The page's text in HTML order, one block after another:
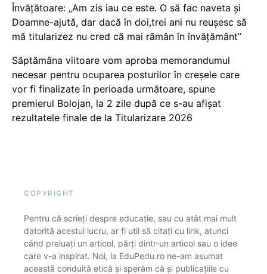
Învățătoare: „Am zis iau ce este. O să fac naveta și
Doamne-ajută, dar dacă în doi,trei ani nu reușesc să
mă titularizez nu cred că mai rămân în învățământ”
Săptămâna viitoare vom aproba memorandumul
necesar pentru ocuparea posturilor în creșele care
vor fi finalizate în perioada următoare, spune
premierul Bolojan, la 2 zile după ce s-au afișat
rezultatele finale de la Titularizare 2026
COPYRIGHT
Pentru că scrieți despre educație, sau cu atât mai mult
datorită acestui lucru, ar fi util să citați cu link, atunci
când preluați un articol, părți dintr-un articol sau o idee
care v-a inspirat. Noi, la EduPedu.ro ne-am asumat
această conduită etică și sperăm că și publicațiile cu